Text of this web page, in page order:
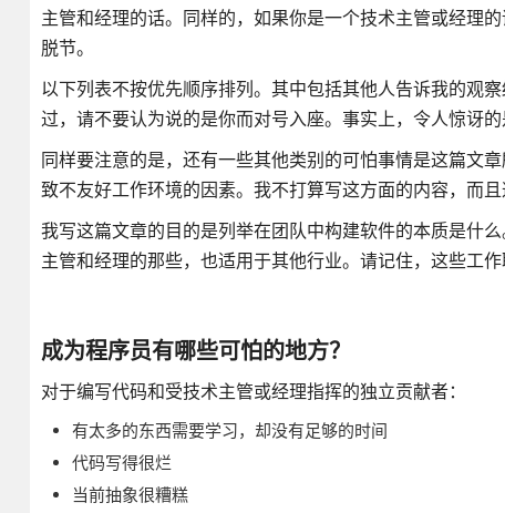
主管和经理的话。同样的，如果你是一个技术主管或经理
脱节。
以下列表不按优先顺序排列。其中包括其他人告诉我的观
过，请不要认为说的是你而对号入座。事实上，令人惊讶
同样要注意的是，还有一些其他类别的可怕事情是这篇文
致不友好工作环境的因素。我不打算写这方面的内容，而
我写这篇文章的目的是列举在团队中构建软件的本质是什
主管和经理的那些，也适用于其他行业。请记住，这些工
成为程序员有哪些可怕的地方？
对于编写代码和受技术主管或经理指挥的独立贡献者：
有太多的东西需要学习，却没有足够的时间
代码写得很烂
当前抽象很糟糕